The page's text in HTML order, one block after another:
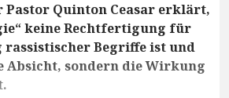
Pastor Quinton Ceasar erklärt,
keine Rechtfertigung für
rassistischer Begriffe ist und
Absicht, sondern die Wirkung